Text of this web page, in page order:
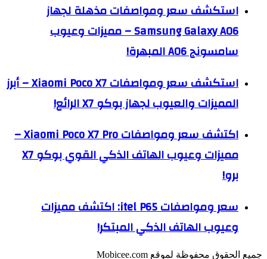
استكشف سعر ومواصفات مذهلة لجهاز
Samsung Galaxy A06 – مميزات وعيوب
سامسونج A06 المبهرة!
استكشف سعر ومواصفات Xiaomi Poco X7 – أبرز
المميزات والعيوب لجهاز بوكو X7 الرائع!
اكتشف سعر ومواصفات Xiaomi Poco X7 Pro –
مميزات وعيوب الهاتف الذكي القوي بوكو X7
برو!
سعر ومواصفات itel P65: اكتشف مميزات
وعيوب الهاتف الذكي المبتكر!
جميع الحقوق محفوظة لموقع Mobicee.com